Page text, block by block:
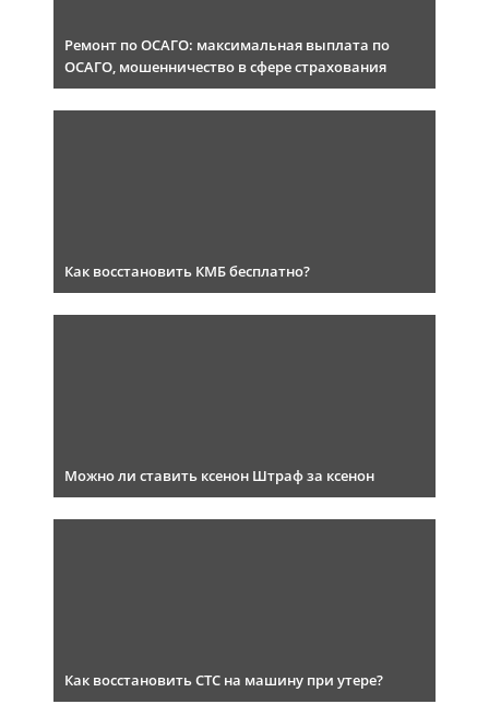
Ремонт по ОСАГО: максимальная выплата по
ОСАГО, мошенничество в сфере страхования
Как восстановить КМБ бесплатно?
Можно ли ставить ксенон Штраф за ксенон
Как восстановить СТС на машину при утере?